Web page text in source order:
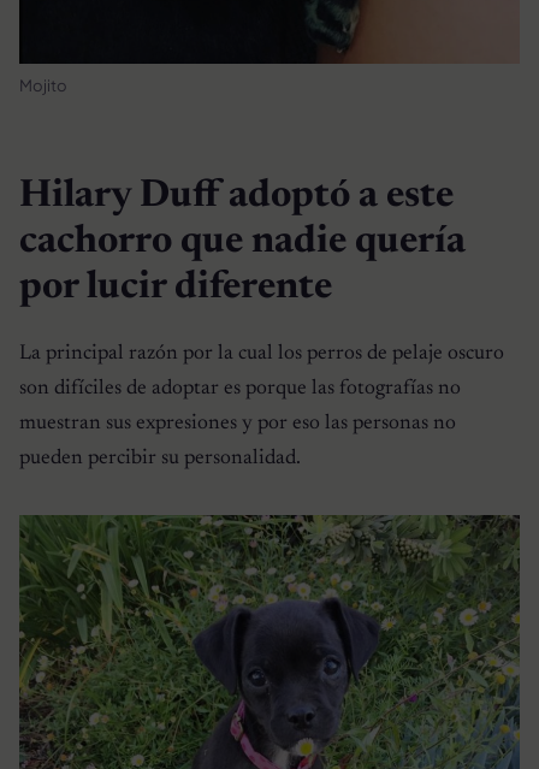
Mojito
Hilary Duff adoptó a este
cachorro que nadie quería
por lucir diferente
La principal razón por la cual los perros de pelaje oscuro
son difíciles de adoptar es porque las fotografías no
muestran sus expresiones y por eso las personas no
pueden percibir su personalidad.